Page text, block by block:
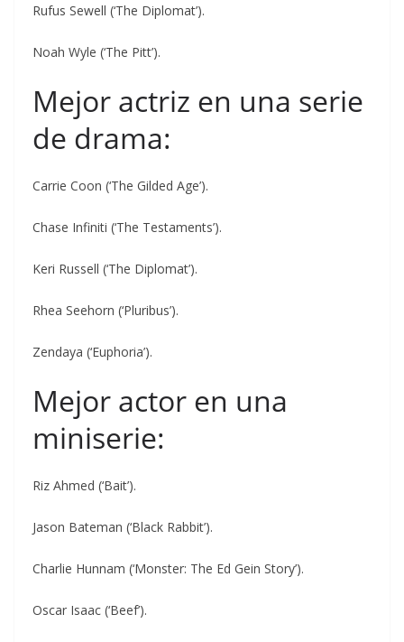
Rufus Sewell (‘The Diplomat’).
Noah Wyle (‘The Pitt’).
Mejor actriz en una serie
de drama:
Carrie Coon (‘The Gilded Age’).
Chase Infiniti (‘The Testaments’).
Keri Russell (‘The Diplomat’).
Rhea Seehorn (‘Pluribus’).
Zendaya (‘Euphoria’).
Mejor actor en una
miniserie:
Riz Ahmed (‘Bait’).
Jason Bateman (‘Black Rabbit’).
Charlie Hunnam (‘Monster: The Ed Gein Story’).
Oscar Isaac (‘Beef’).